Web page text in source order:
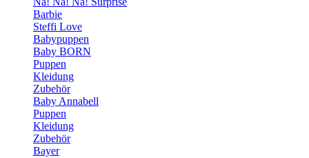
Barbie
Steffi Love
Babypuppen
Baby BORN
Puppen
Kleidung
Zubehör
Baby Annabell
Puppen
Kleidung
Zubehör
Bayer